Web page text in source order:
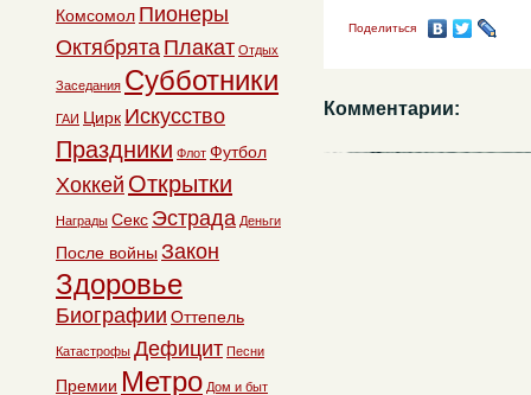
Поделиться
Комментарии:
Комсомол Пионеры
Октябрята Плакат Отдых
Заседания Субботники
ГАИ Цирк Искусство
Праздники Флот Футбол
Хоккей Открытки
Награды Секс Эстрада Деньги
После войны Закон
Здоровье
Биографии Оттепель
Катастрофы Дефицит Песни
Премии Метро Дом и быт